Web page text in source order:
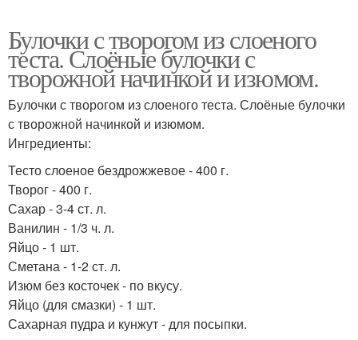
Булочки с творогом из слоеного
теста. Слоёные булочки с
творожной начинкой и изюмом.
Булочки с творогом из слоеного теста. Слоёные булочки
с творожной начинкой и изюмом.
Ингредиенты:
Тесто слоеное бездрожжевое - 400 г.
Творог - 400 г.
Сахар - 3-4 ст. л.
Ванилин - 1/3 ч. л.
Яйцо - 1 шт.
Сметана - 1-2 ст. л.
Изюм без косточек - по вкусу.
Яйцо (для смазки) - 1 шт.
Сахарная пудра и кунжут - для посыпки.